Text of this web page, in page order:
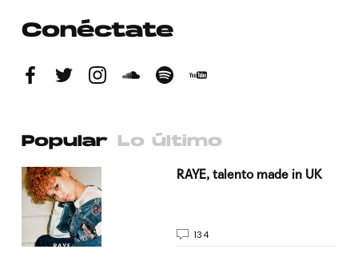
Conéctate
Popular Lo último
RAYE, talento made in UK
134